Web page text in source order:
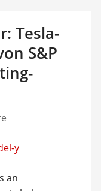
Tesla-
S&P
an